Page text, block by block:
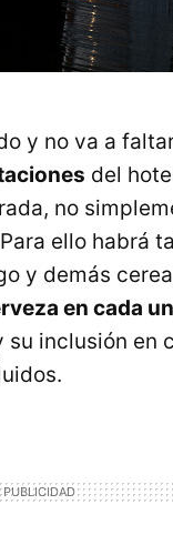
y no va a
del
no
ello habrá
y demás
en cada
su inclusión en